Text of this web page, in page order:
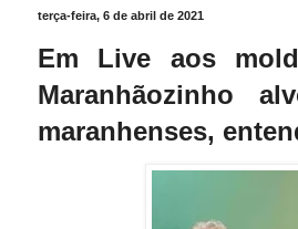
terça-feira, 6 de abril de 2021
Em Live aos
Maranhãozinho
maranhenses,